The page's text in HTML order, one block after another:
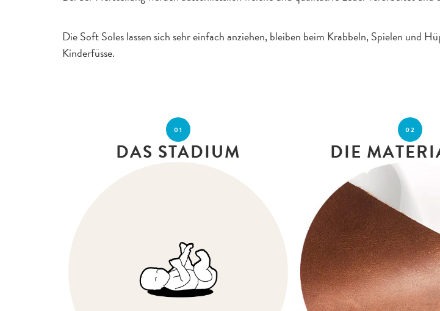
Die Soft Soles lassen sich sehr einfach anziehen, bleiben beim Krabbeln, Spielen und
Kinderfüsse.
01
DAS STADIUM
02
DIE